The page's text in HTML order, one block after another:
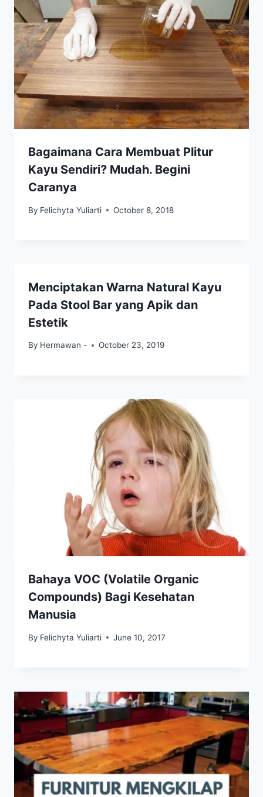
Bagaimana Cara Membuat Plitur
Kayu Sendiri? Mudah. Begini
Caranya
By Felichyta Yuliarti October 8, 2018
Menciptakan Warna Natural Kayu
Pada Stool Bar yang Apik dan
Estetik
By Hermawan - October 23, 2019
Bahaya VOC (Volatile Organic
Compounds) Bagi Kesehatan
Manusia
By Felichyta Yuliarti June 10, 2017